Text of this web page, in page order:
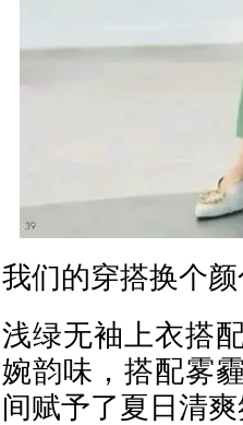
我们的穿搭换个
浅绿无袖上衣搭
婉韵味，搭配雾
间赋予了夏日清爽